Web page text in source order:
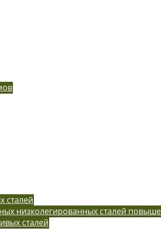
сталей
низколегированных сталей
сталей